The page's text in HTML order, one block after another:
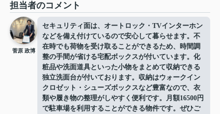
担当者のコメント
菅原 政博
セキュリティ面は、オートロック・TVインターホン
などを備え付けているので安心して暮らせます。不
在時でも荷物を受け取ることができるため、時間調
整の手間が省ける宅配ボックスが付いています。化
粧品や洗面道具といった小物をまとめて収納できる
独立洗面台が付いております。収納はウォークイン
クロゼット・シューズボックスなど豊富なので、衣
類や履き物の整理がしやすく便利です。月額16500円
で駐車場を利用することができる物件です。ぜひご